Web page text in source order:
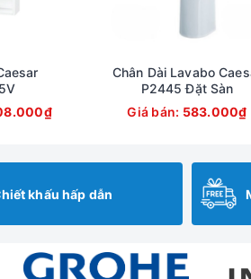
Chân Dài Lavabo
P2445 Đặt Sàn
Giá bán: 583.000₫
khấu hấp dẫn